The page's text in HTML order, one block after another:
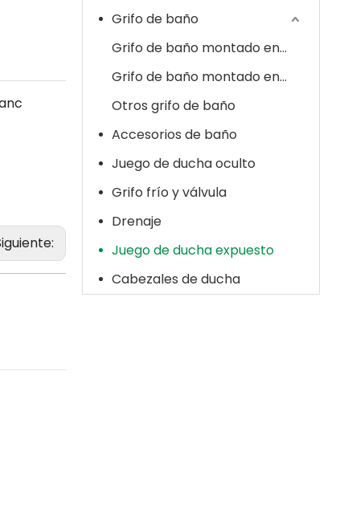
Grifo de baño
Grifo de baño montado en cubierta
Grifo de baño montado en la pared
Otros grifo de baño
Accesorios de baño
Juego de ducha oculto
Grifo frío y válvula
Drenaje
Juego de ducha expuesto
Cabezales de ducha